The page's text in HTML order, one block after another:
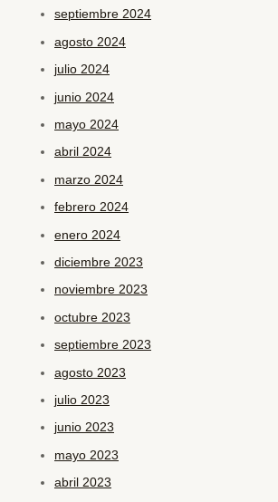
septiembre 2024
agosto 2024
julio 2024
junio 2024
mayo 2024
abril 2024
marzo 2024
febrero 2024
enero 2024
diciembre 2023
noviembre 2023
octubre 2023
septiembre 2023
agosto 2023
julio 2023
junio 2023
mayo 2023
abril 2023